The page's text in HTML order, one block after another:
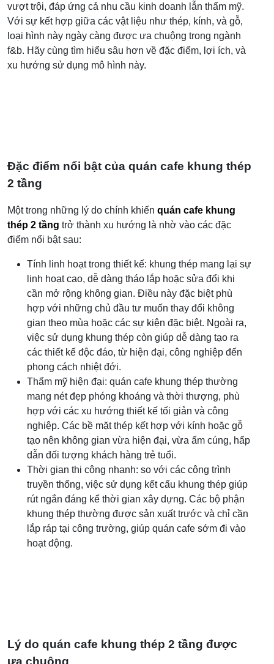
vượt trội, đáp ứng cả nhu cầu kinh doanh lẫn thẩm mỹ.
Với sự kết hợp giữa các vật liệu như thép, kính, và gỗ,
loại hình này ngày càng được ưa chuộng trong ngành
f&b. Hãy cùng tìm hiểu sâu hơn về đặc điểm, lợi ích, và
xu hướng sử dụng mô hình này.
Đặc điểm nổi bật của quán cafe khung thép
2 tầng
Một trong những lý do chính khiến quán cafe khung
thép 2 tầng trở thành xu hướng là nhờ vào các đặc
điểm nổi bật sau:
Tính linh hoạt trong thiết kế: khung thép mang lại sự
linh hoạt cao, dễ dàng tháo lắp hoặc sửa đổi khi
cần mở rộng không gian. Điều này đặc biệt phù
hợp với những chủ đầu tư muốn thay đổi không
gian theo mùa hoặc các sự kiện đặc biệt. Ngoài ra,
việc sử dụng khung thép còn giúp dễ dàng tạo ra
các thiết kế độc đáo, từ hiện đại, công nghiệp đến
phong cách nhiệt đới.
Thẩm mỹ hiện đại: quán cafe khung thép thường
mang nét đẹp phóng khoáng và thời thượng, phù
hợp với các xu hướng thiết kế tối giản và công
nghiệp. Các bề mặt thép kết hợp với kính hoặc gỗ
tạo nên không gian vừa hiện đại, vừa ấm cúng, hấp
dẫn đối tượng khách hàng trẻ tuổi.
Thời gian thi công nhanh: so với các công trình
truyền thống, việc sử dụng kết cấu khung thép giúp
rút ngắn đáng kể thời gian xây dựng. Các bộ phận
khung thép thường được sản xuất trước và chỉ cần
lắp ráp tại công trường, giúp quán cafe sớm đi vào
hoạt động.
Lý do quán cafe khung thép 2 tầng được
ưa chuộng